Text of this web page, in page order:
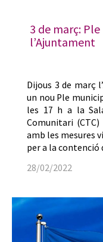
3 de març:
l’Ajuntament
Dijous 3 de març
un nou Ple
les 17 h a la
Comunitari
amb les mesures
per a la contenció
28/02/2022